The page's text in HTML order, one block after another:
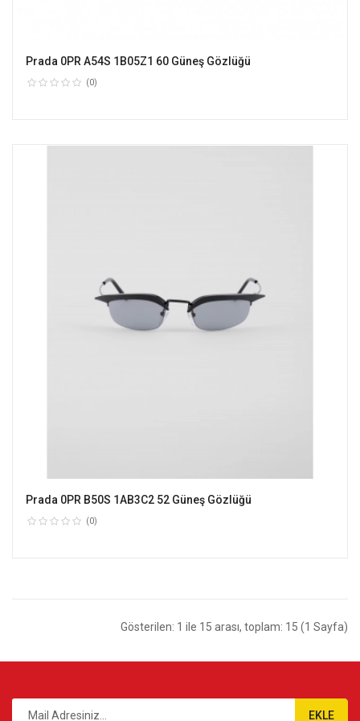
Prada 0PR A54S 1B05Z1 60 Güneş Gözlüğü
(0)
Prada 0PR B50S 1AB3C2 52 Güneş Gözlüğü
(0)
Gösterilen: 1 ile 15 arası, toplam: 15 (1 Sayfa)
EKLE